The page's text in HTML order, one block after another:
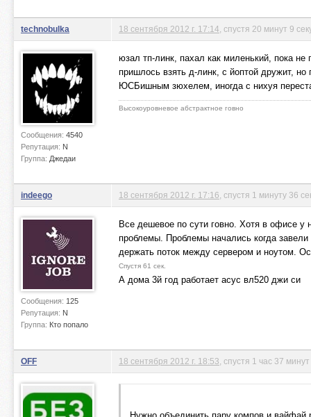
technobulka
Сообщения: 4540
Репутация: N
Группа: Джедаи
18 сентября 2012 г. 17:14 , спустя 20 минут 9
юзал тп-линк, пахал как миленький, пока
пришлось взять д-линк, с йоптой дружит,
ЮСБишным зюхелем, иногда с нихуя
Высокоуровневое абстрактное говно
indeego
Сообщения: 125
Репутация: N
Группа: Кто попало
18 сентября 2012 г. 17:16 , спустя 1 минуту 36
Все дешевое по сути говно. Хотя в офисе
проблемы. Проблемы начались когда
держать поток между сервером и ноутом.
Спустя 61 сек.
А дома 3й год работает асус вл520 джи си
OFF 18 сентября 2012 г. 18:53 , спустя 1 час 37